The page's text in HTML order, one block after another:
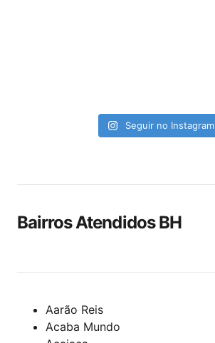
Seguir no Instagram
Bairros Atendidos BH
Aarão Reis
Acaba Mundo